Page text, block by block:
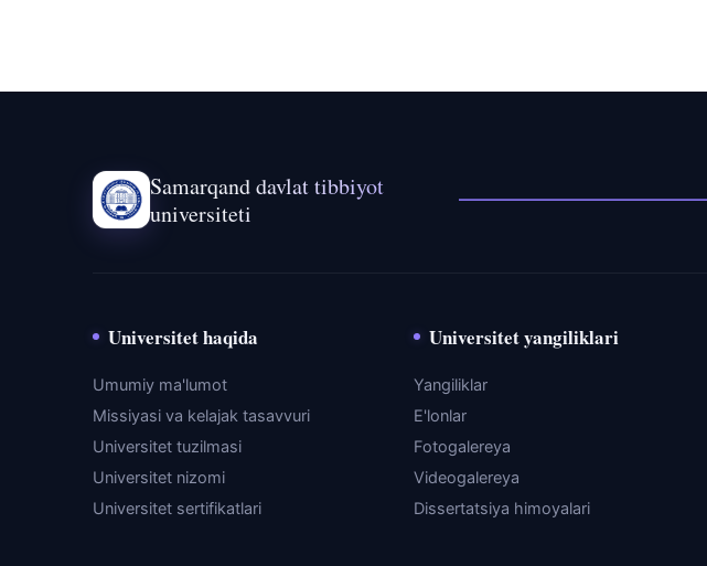
Samarqand davlat tibbiyot
universiteti
Universitet haqida
Umumiy ma'lumot
Missiyasi va kelajak tasavvuri
Universitet tuzilmasi
Universitet nizomi
Universitet sertifikatlari
Universitet yangiliklari
Yangiliklar
E'lonlar
Fotogalereya
Videogalereya
Dissertatsiya himoyalari